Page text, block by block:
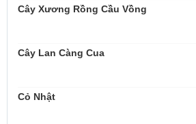
Cây Xương Rồng Cầu Vồng
Cây Lan Càng Cua
Cỏ Nhật